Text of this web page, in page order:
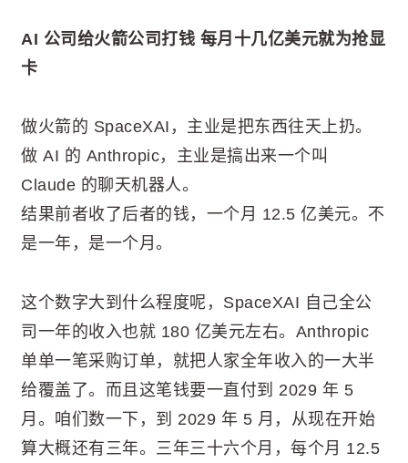
AI 公司给火箭公司打钱 每月十几亿美元就为抢显
卡
做火箭的 SpaceXAI，主业是把东西往天上扔。
做 AI 的 Anthropic，主业是搞出来一个叫
Claude 的聊天机器人。
结果前者收了后者的钱，一个月 12.5 亿美元。不
是一年，是一个月。
这个数字大到什么程度呢，SpaceXAI 自己全公
司一年的收入也就 180 亿美元左右。Anthropic
单单一笔采购订单，就把人家全年收入的一大半
给覆盖了。而且这笔钱要一直付到 2029 年 5
月。咱们数一下，到 2029 年 5 月，从现在开始
算大概还有三年。三年三十六个月，每个月 12.5